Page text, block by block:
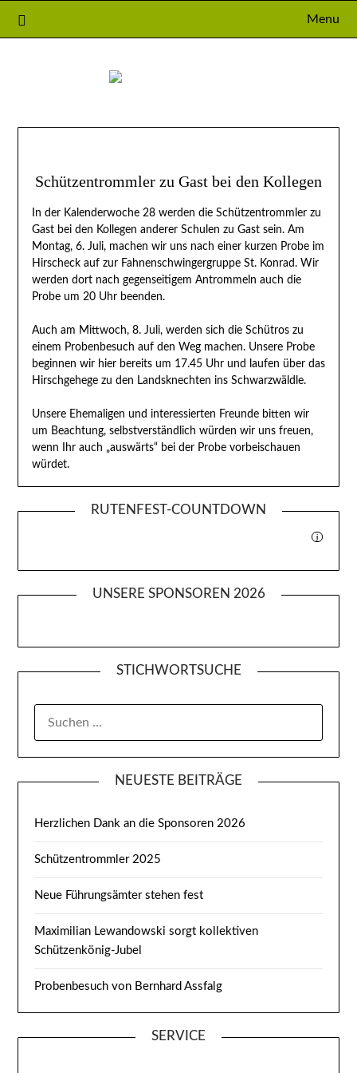
Menu
Schützentrommler zu Gast bei den Kollegen
In der Kalenderwoche 28 werden die Schützentrommler zu
Gast bei den Kollegen anderer Schulen zu Gast sein. Am
Montag, 6. Juli, machen wir uns nach einer kurzen Probe im
Hirscheck auf zur Fahnenschwingergruppe St. Konrad. Wir
werden dort nach gegenseitigem Antrommeln auch die
Probe um 20 Uhr beenden.
Auch am Mittwoch, 8. Juli, werden sich die Schütros zu
einem Probenbesuch auf den Weg machen. Unsere Probe
beginnen wir hier bereits um 17.45 Uhr und laufen über das
Hirschgehege zu den Landsknechten ins Schwarzwäldle.
Unsere Ehemaligen und interessierten Freunde bitten wir
um Beachtung, selbstverständlich würden wir uns freuen,
wenn Ihr auch „auswärts“ bei der Probe vorbeischauen
würdet.
RUTENFEST-COUNTDOWN
i
UNSERE SPONSOREN 2026
STICHWORTSUCHE
NEUESTE BEITRÄGE
Herzlichen Dank an die Sponsoren 2026
Schützentrommler 2025
Neue Führungsämter stehen fest
Maximilian Lewandowski sorgt kollektiven
Schützenkönig-Jubel
Probenbesuch von Bernhard Assfalg
SERVICE